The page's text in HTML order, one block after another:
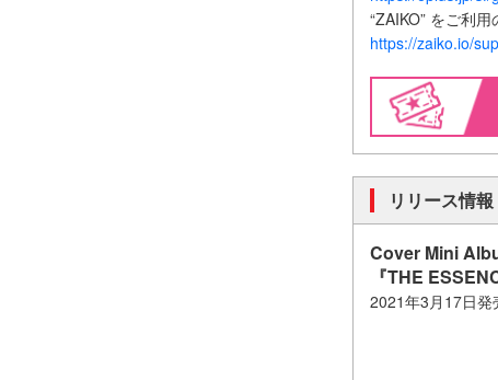
“ZAIKO” をご利用
https://zaiko.io/
リリース情報
Cover Mini
『THE
2021年3月17日発